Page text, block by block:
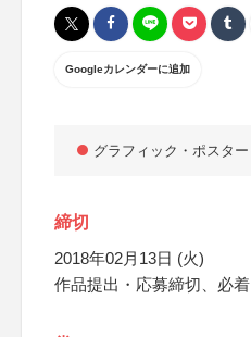
Googleカレンダーに追加
グラフィック・ポスター
締切
2018年02月13日 (火)
作品提出・応募締切、必着